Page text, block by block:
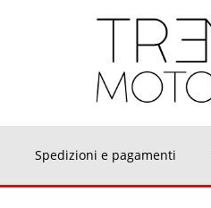
Spedizioni e pagamenti